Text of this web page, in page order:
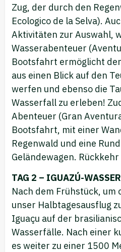
Zug, der durch den
Ecologico de la Selva).
Aktivitäten zur Auswahl,
Wasserabenteuer
Bootsfahrt ermöglicht
aus einen Blick auf den
werfen und ebenso die
Wasserfall zu erleben!
Abenteuer (Gran
Bootsfahrt, mit einer
Regenwald und eine
Geländewagen.
TAG 2 – IGUAZÚ-
Nach dem Frühstück, um
unser Halbtagesausflug
Iguaçu auf der
Wasserfälle. Nach einer
es weiter zu einer 1500